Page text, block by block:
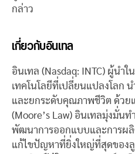
กล่าว
เกี่ยวกับอินเทล
อินเทล (Nasdaq: INTC) ผู้นำใ
เทคโนโลยีที่เปลี่ยนแปลงโลก
และยกระดับคุณภาพชีวิต ด้วย
(Moore’s Law) อินเทลมุ่งมั่นท
พัฒนาการออกแบบและการผลิ
แก้ไขปัญหาที่ยิ่งใหญ่ที่สุดของ